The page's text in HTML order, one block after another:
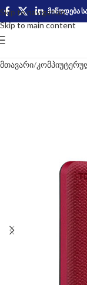
Skip to navigation
Skip to main content
მიწოდება
მთავარი